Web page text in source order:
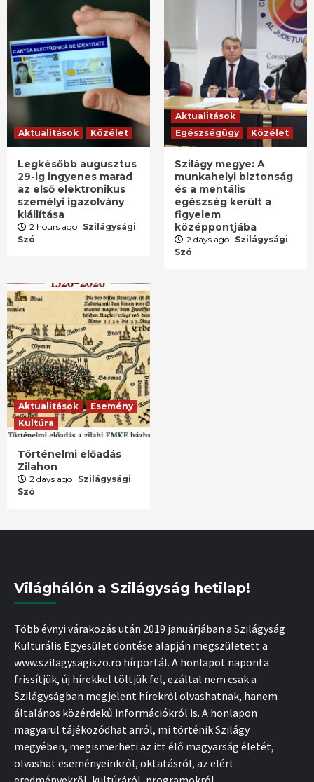
Aktualitások Közélet
Legkésőbb augusztus
29-ig ingyenes marad
az első elektronikus
személyi igazolvány
kiállítása
2 hours ago Szilágysági
Szó
Aktualitások
Egészségügy
Közélet
Szilágy megye: A
munkahelyi biztonság
és a mentális
egészség került a
figyelem
középpontjába
2 days ago Szilágysági
Szó
Aktualitások
Esemény
Kultúra
Történelmi előadás
Zilahon
2 days ago Szilágysági
Szó
Világhálón a Szilágyság hetilap!
Több évnyi várakozás után 2019 januárjában a Szilágyság
Kulturális Egyesület döntése alapján megszületett a
www.szilagysagiszo.ro hírportál. A honlapot naponta
frissítjük, új hírekkel töltjük fel, ezáltal nem csak a
Szilágyságban megjelent hírekről olvashatnak, hanem
általános közérdekű információkról is. A honlapon
magyarul tájékozódhat arról, mi történik Szilágy
megyében, megismerheti az itt élő magyarság életét,
olvashat eseményeinkről, oktatásról, az elért